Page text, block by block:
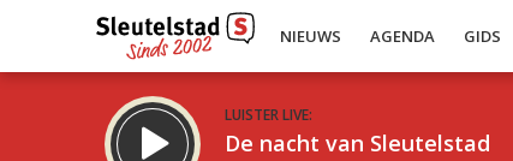
NIEUWS AGENDA GIDS
LUISTER LIVE:
De nacht van Sleutelstad